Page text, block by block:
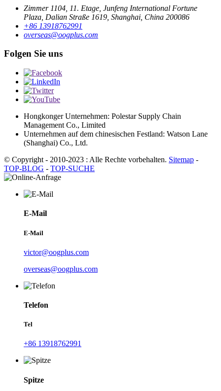
Zimmer 1104, 11. Etage, Junfeng International Fortune
Plaza, Dalian Straße 1619, Shanghai, China 200086
+86 13918762991
overseas@oogplus.com
Folgen Sie uns
Hongkonger Unternehmen: Polestar Supply Chain
Management Co., Limited
Unternehmen auf dem chinesischen Festland: Watson Lane
(Shanghai) Co., Ltd.
© Copyright - 2010-2023 : Alle Rechte vorbehalten. Sitemap -
TOP-BLOG - TOP-SUCHE
E-Mail
E-Mail
victor@oogplus.com
overseas@oogplus.com
Telefon
Tel
+86 13918762991
Spitze